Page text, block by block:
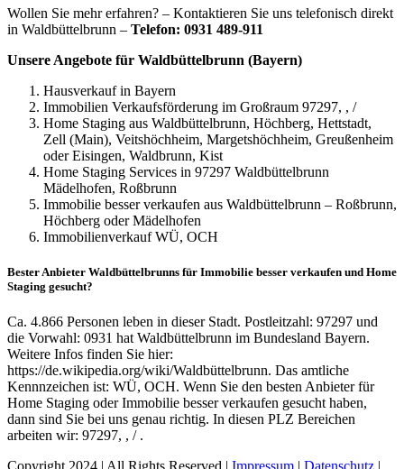
Wollen Sie mehr erfahren? – Kontaktieren Sie uns telefonisch direkt
in Waldbüttelbrunn – Telefon: 0931 489-911
Unsere Angebote für Waldbüttelbrunn (Bayern)
Hausverkauf in Bayern
Immobilien Verkaufsförderung im Großraum 97297, , /
Home Staging aus Waldbüttelbrunn, Höchberg, Hettstadt,
Zell (Main), Veitshöchheim, Margetshöchheim, Greußenheim
oder Eisingen, Waldbrunn, Kist
Home Staging Services in 97297 Waldbüttelbrunn
Mädelhofen, Roßbrunn
Immobilie besser verkaufen aus Waldbüttelbrunn – Roßbrunn,
Höchberg oder Mädelhofen
Immobilienverkauf WÜ, OCH
Bester Anbieter Waldbüttelbrunns für Immobilie besser verkaufen und Home
Staging gesucht?
Ca. 4.866 Personen leben in dieser Stadt. Postleitzahl: 97297 und
die Vorwahl: 0931 hat Waldbüttelbrunn im Bundesland Bayern.
Weitere Infos finden Sie hier:
https://de.wikipedia.org/wiki/Waldbüttelbrunn. Das amtliche
Kennnzeichen ist: WÜ, OCH. Wenn Sie den besten Anbieter für
Home Staging oder Immobilie besser verkaufen gesucht haben,
dann sind Sie bei uns genau richtig. In diesen PLZ Bereichen
arbeiten wir: 97297, , / .